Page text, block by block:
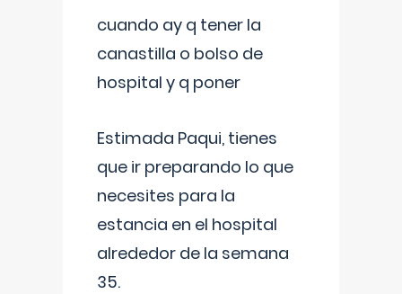
cuando ay q tener la
canastilla o bolso de
hospital y q poner
Estimada Paqui, tienes
que ir preparando lo que
necesites para la
estancia en el hospital
alrededor de la semana
35.